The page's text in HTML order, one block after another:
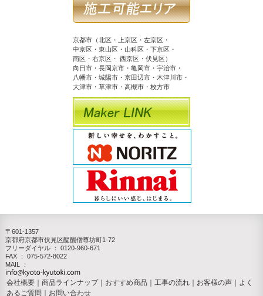
京都市（北区・上京区・左京区・
中京区・東山区・山科区・下京区・
南区・右京区・ 西京区・伏見区）
向日市・長岡京市・亀岡市・宇治市・
八幡市・城陽市・京田辺市・木津川市・
大津市・草津市・高槻市・枚方市
〒601-1357
京都府京都市伏見区醍醐僧尊坊町1-72
フリーダイヤル ： 0120-960-671
FAX ： 075-572-8022
MAIL ：
会社概要 ｜商品ラインナップ｜ おすすめ商品 ｜ 工事の流れ ｜ お客様の声 ｜ よく
あるご質問 ｜ お問い合わせ